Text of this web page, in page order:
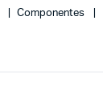
Componentes